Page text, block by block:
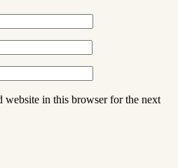
website in this browser for the next